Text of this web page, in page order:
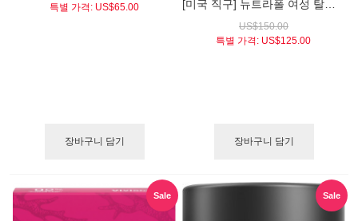
특별 가격: US$65.00
장바구니 담기
US$150.00
특별 가격: US$125.00
장바구니 담기
Sale Sale